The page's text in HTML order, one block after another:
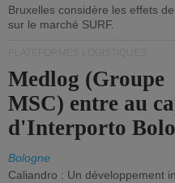
Bruxelles considère les effets
sur le marché SURF.
Medlog (Groupe
MSC) entre au
d'Interporto
Bologne
Caliandro : Un développement